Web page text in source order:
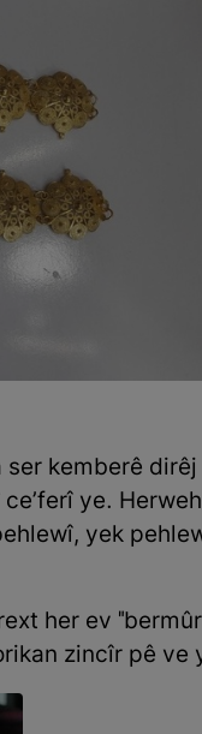
kemberê dirêj
ye.
yek
her ev
zincîr pê ve